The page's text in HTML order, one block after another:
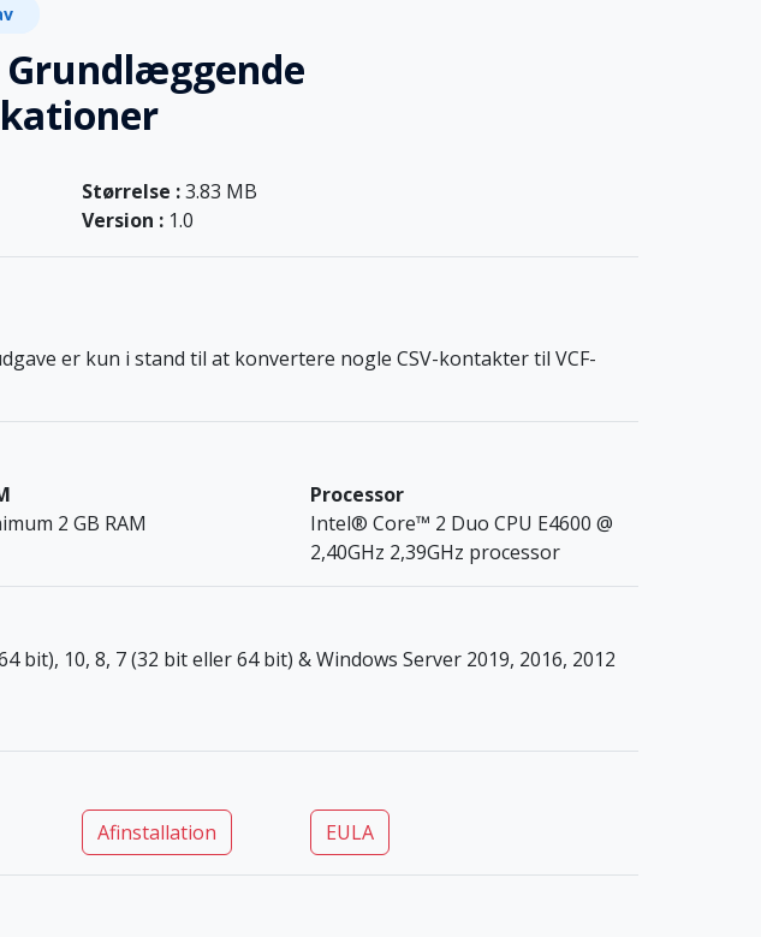
Grundlæggende
Størrelse :3.83 MB
Version : 1.0
er kun i stand til at konvertere nogle CSV-kontakter til VCF-
2 GB RAM
Processor
Intel® Core™ 2 Duo CPU E4600 @
2,40GHz 2,39GHz processor
bit), 10, 8, 7 (32 bit eller 64 bit) & Windows Server 2019, 2016, 2012
Afinstallation EULA